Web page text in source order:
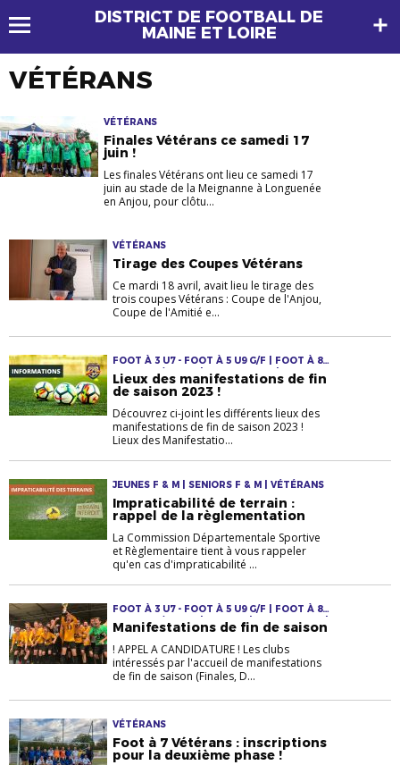
DISTRICT DE FOOTBALL DE
MAINE ET LOIRE
VÉTÉRANS
VÉTÉRANS
Finales Vétérans ce samedi 17
juin !
Les finales Vétérans ont lieu ce samedi 17
juin au stade de la Meignanne à Longuenée
en Anjou, pour clôtu...
VÉTÉRANS
Tirage des Coupes Vétérans
Ce mardi 18 avril, avait lieu le tirage des
trois coupes Vétérans : Coupe de l'Anjou,
Coupe de l'Amitié e...
FOOT À 3 U7 - FOOT À 5 U9 G/F | FOOT À 8 -
U11 U13 G/F U15F | JEUNES F & M | SENIORS
F & M | VÉTÉRANS
Lieux des manifestations de fin
de saison 2023 !
Découvrez ci-joint les différents lieux des
manifestations de fin de saison 2023 !
Lieux des Manifestatio...
JEUNES F & M | SENIORS F & M | VÉTÉRANS
Impraticabilité de terrain :
rappel de la règlementation
La Commission Départementale Sportive
et Règlementaire tient à vous rappeler
qu'en cas d'impraticabilité ...
FOOT À 3 U7 - FOOT À 5 U9 G/F | FOOT À 8 -
U11 U13 G/F U15F | FUTSAL | JEUNES F & M |
LOISIRS | SENIORS F & M | VÉTÉRANS
Manifestations de fin de saison
! APPEL A CANDIDATURE ! Les clubs
intéressés par l'accueil de manifestations
de fin de saison (Finales, D...
VÉTÉRANS
Foot à 7 Vétérans : inscriptions
pour la deuxième phase !